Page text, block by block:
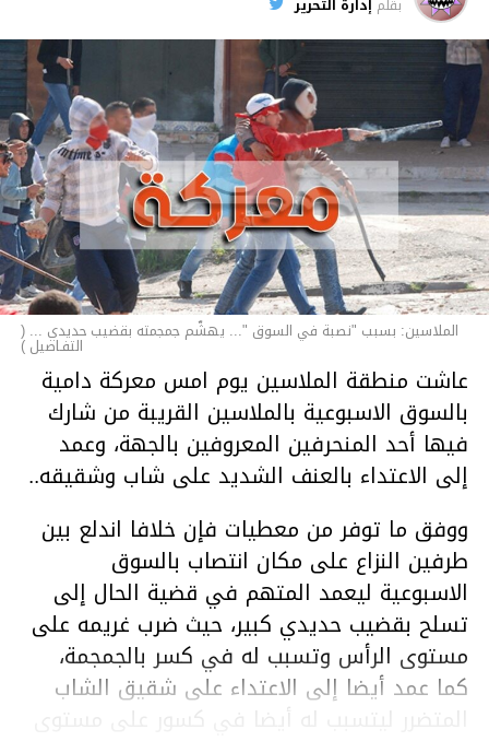
الأخبار
بقلم إدارة التحرير
الملاسين: بسبب "نصبة في السوق "... يهشّم جمجمته بقضيب حديدي ... (
التفـاصيل )
عاشت منطقة الملاسين يوم امس معركة دامية
بالسوق الاسبوعية بالملاسين القريبة من شارك
فيها أحد المنحرفين المعروفين بالجهة، وعمد
إلى الاعتداء بالعنف الشديد على شاب وشقيقه..
ووفق ما توفر من معطيات فإن خلافا اندلع بين
طرفين النزاع على مكان انتصاب بالسوق
الاسبوعية ليعمد المتهم في قضية الحال إلى
تسلح بقضيب حديدي كبير، حيث ضرب غريمه على
مستوى الرأس وتسبب له في كسر بالجمجمة،
كما عمد أيضا إلى الاعتداء على شقيق الشاب
المتضرر ليتسبب له أيضا في كسور على مستوى